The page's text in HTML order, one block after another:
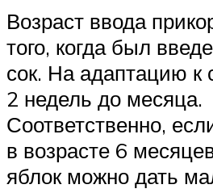
Возраст ввода
того, когда был
сок. На адаптацию к
2 недель до месяца.
Соответственно,
в возрасте 6
яблок можно дать